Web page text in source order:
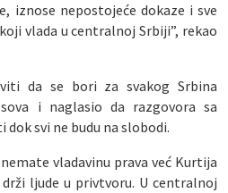
iznose nepostojeće dokaze i sve
vlada u centralnoj Srbiji”, rekao
da se bori za svakog Srbina
i naglasio da razgovora sa
svi ne budu na slobodi.
vladavinu prava već Kurtija
ljude u privtvoru. U centralnoj